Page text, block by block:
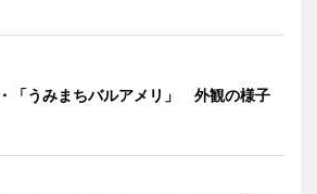
「うみまちバルアメリ」 外観の様子